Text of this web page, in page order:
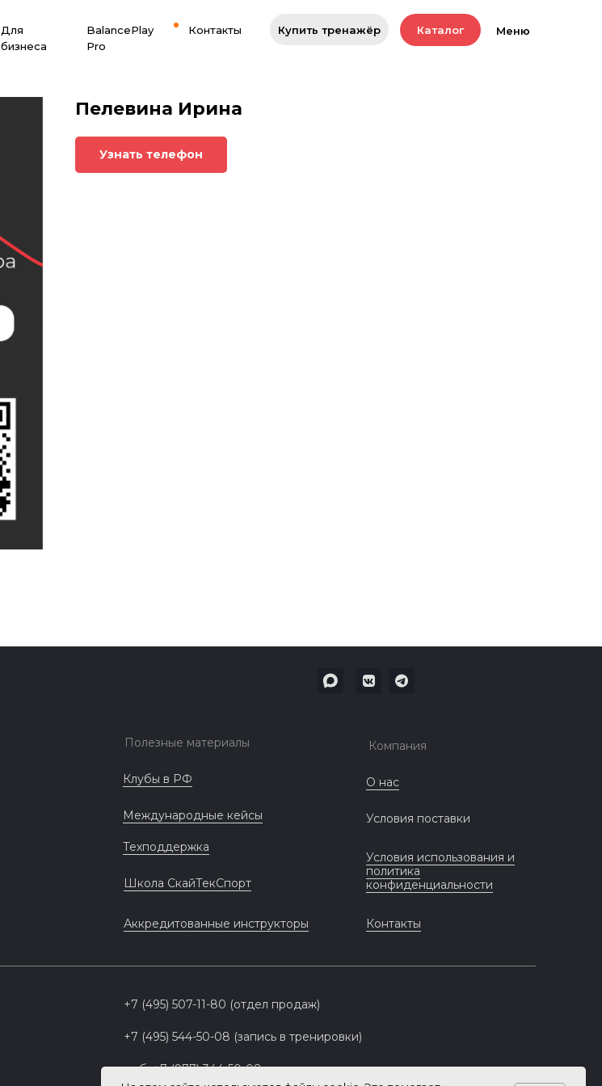
Меню
Для
бизнеса
Контакты Каталог
Купить тренажёр
BalancePlay
Pro
Пелевина Ирина
Узнать телефон
Полезные материалы
Клубы в РФ
Международные кейсы
Компания
О нас
Условия поставки
+7 (495) 507-11-80 (отдел продаж)
+7 (495) 544-50-08 (запись в тренировки)
моб. +7 (977) 344-50-08
Условия использования и
политика
конфиденциальности
Техподдержка
Контакты
Школа СкайТекСпорт
Аккредитованные инструкторы